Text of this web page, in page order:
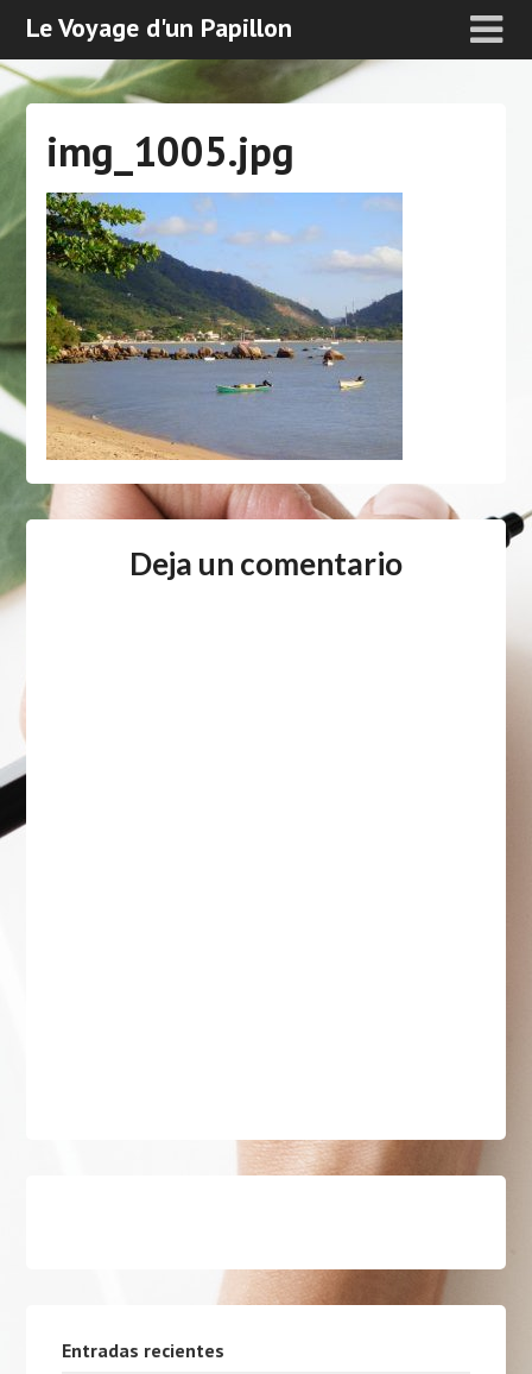
Le Voyage d'un Papillon
img_1005.jpg
Deja un comentario
Entradas recientes